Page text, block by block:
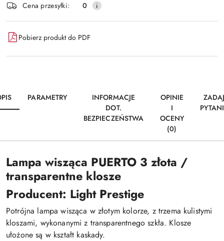
Cena przesyłki:
0
Pobierz produkt do PDF
PARAMETRY
INFORMACJE
DOT.
BEZPIECZEŃSTWA
OPINIE
I
OCENY
(0)
Lampa wisząca PUERTO 3 złota /
transparentne klosze
Producent: Light Prestige
Potrójna lampa wisząca w złotym kolorze, z trzema kulistymi
kloszami, wykonanymi z transparentnego szkła. Klosze
ułożone są w kształt kaskady.